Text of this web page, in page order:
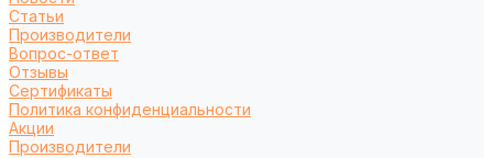
Статьи
Производители
Вопрос-ответ
Отзывы
Сертификаты
Политика конфиденциальности
Акции
Производители